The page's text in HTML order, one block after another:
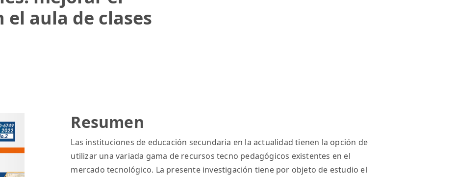
aula de clases
Resumen
Las instituciones de educación secundaria en la actualidad tienen la opción de
utilizar una variada gama de recursos tecno pedagógicos existentes en el
mercado tecnológico. La presente investigación tiene por objeto de estudio el